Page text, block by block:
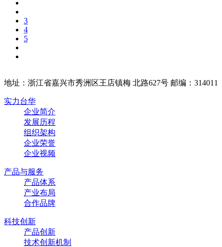
3
4
5
地址：浙江省嘉兴市秀洲区王店镇梅 北路627号 邮编：314011
实力台华
企业简介
发展历程
组织架构
企业荣誉
企业视频
产品与服务
产品体系
产业布局
合作品牌
科技创新
产品创新
技术创新机制